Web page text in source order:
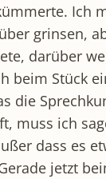
Ich
grinsen,
darüber
beim Stück
die
muss ich
dass es
jetzt